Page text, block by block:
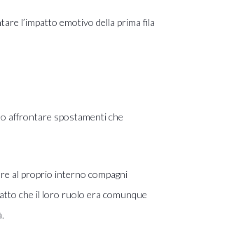
l’impatto emotivo della prima fila
affrontare spostamenti che
al proprio interno compagni
che il loro ruolo era comunque